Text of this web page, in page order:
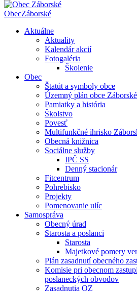
ObecZáborské
Aktuálne
Aktuality
Kalendár akcií
Fotogaléria
Školenie
Obec
Štatút a symboly obce
Územný plán obce Záborské
Pamiatky a história
Školstvo
Povesť
Multifunkčné ihrisko
Obecná knižnica
Sociálne služby
IPČ SS
Denný stacionár
Fitcentrum
Pohrebisko
Projekty
Pomenovanie ulíc
Samospráva
Obecný úrad
Starosta a poslanci
Starosta
Majetkové pomery
Plán zasadnutí obecného
Komisie pri obecnom
poslaneckých obvodov
Zasadnutia OZ